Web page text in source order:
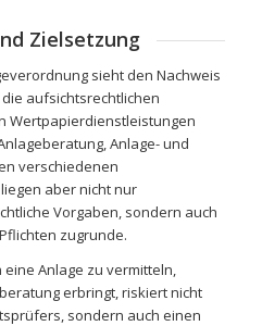
Zielsetzung
sieht den Nachweis
aufsichtsrechtlichen
Wertpapierdienstleistungen
Anlage- und
verschiedenen
aber nicht nur
Vorgaben, sondern auch
zugrunde.
Anlage zu vermitteln,
erbringt, riskiert nicht
sondern auch einen